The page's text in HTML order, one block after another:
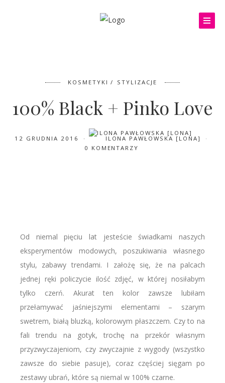
KOSMETYKI STYLIZACJE
100% Black + Pinko Love
12 GRUDNIA 2016
ILONA PAWŁOWSKA [LONA]
0 KOMENTARZY
Od niemal pięciu lat jesteście świadkami naszych
eksperymentów modowych, poszukiwania własnego
stylu, zabawy trendami. I założę się, że na palcach
jednej ręki policzycie ilość zdjęć, w której nosiłabym
tylko czerń. Akurat ten kolor zawsze lubiłam
przełamywać jaśniejszymi elementami – szarym
swetrem, białą bluzką, kolorowym płaszczem. Czy to na
fali trendu na gotyk, trochę na przekór własnym
przyzwyczajeniom, czy zwyczajnie z wygody (wszystko
zawsze do siebie pasuje), coraz częściej sięgam po
zestawy ubrań, które są niemal w 100% czarne.